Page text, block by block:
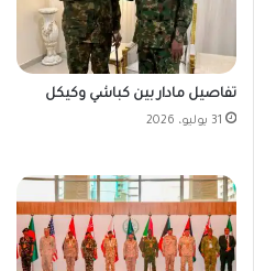
تفاصيل مادار بين كباشي وكيكل
31 يوليو، 2026